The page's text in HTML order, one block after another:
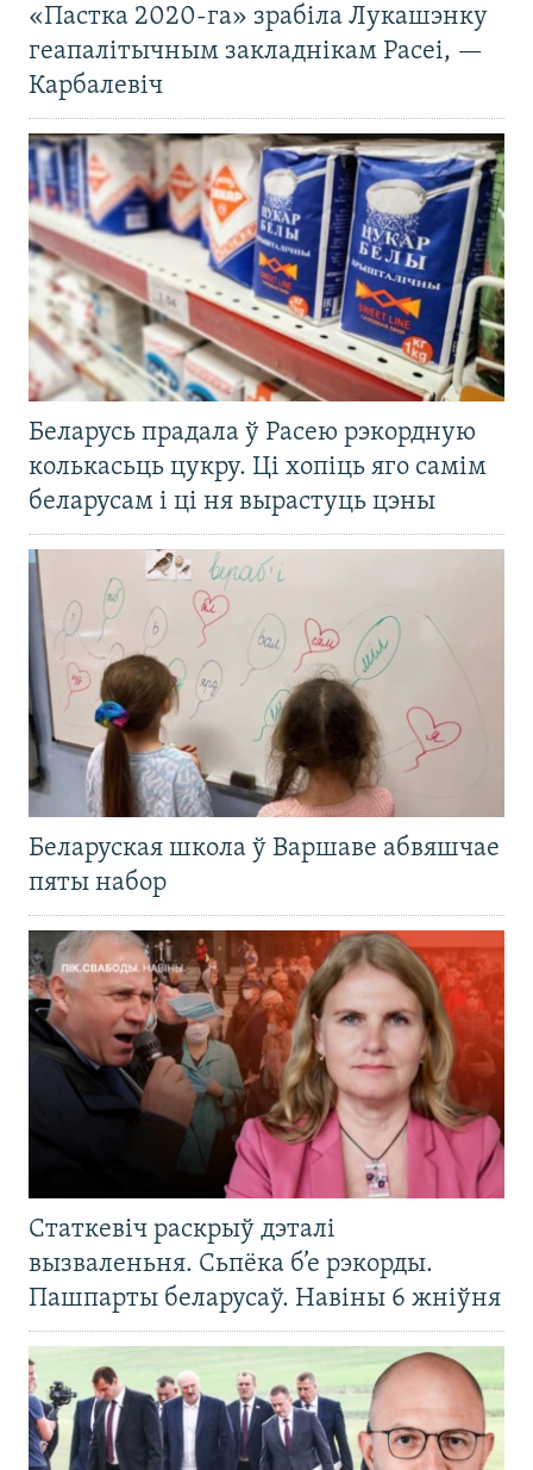
«Пастка 2020-га» зрабіла Лукашэнку
геапалітычным закладнікам Расеі, —
Карбалевіч
Беларусь прадала ў Расею рэкордную
колькасьць цукру. Ці хопіць яго самім
беларусам і ці ня вырастуць цэны
Беларуская школа ў Варшаве абвяшчае
пяты набор
Статкевіч раскрыў дэталі
вызваленьня. Сьпёка б’е рэкорды.
Пашпарты беларусаў. Навіны 6 жніўня